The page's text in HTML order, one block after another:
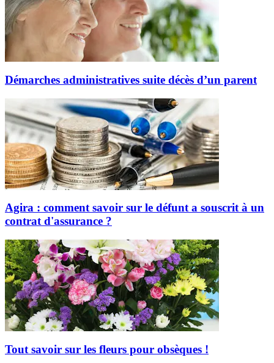
Démarches administratives suite décès d’un parent
Agira : comment savoir sur le défunt a souscrit à un
contrat d'assurance ?
Tout savoir sur les fleurs pour obsèques !